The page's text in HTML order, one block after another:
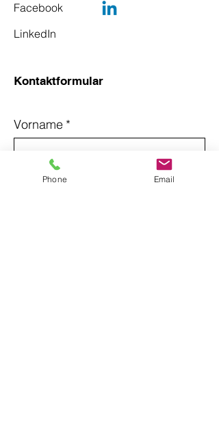
Facebook
LinkedIn
Kontaktformular
Vorname *
Nachname
Phone Email